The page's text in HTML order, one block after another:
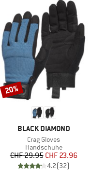
MARKE
BLACK DIAMOND
Artikel
Crag Gloves
Produktgruppe
Handschuhe
Preis
CHF 29.95reduzierter Preis
CHF 23.96
4.2(32)
Rabatt
20%